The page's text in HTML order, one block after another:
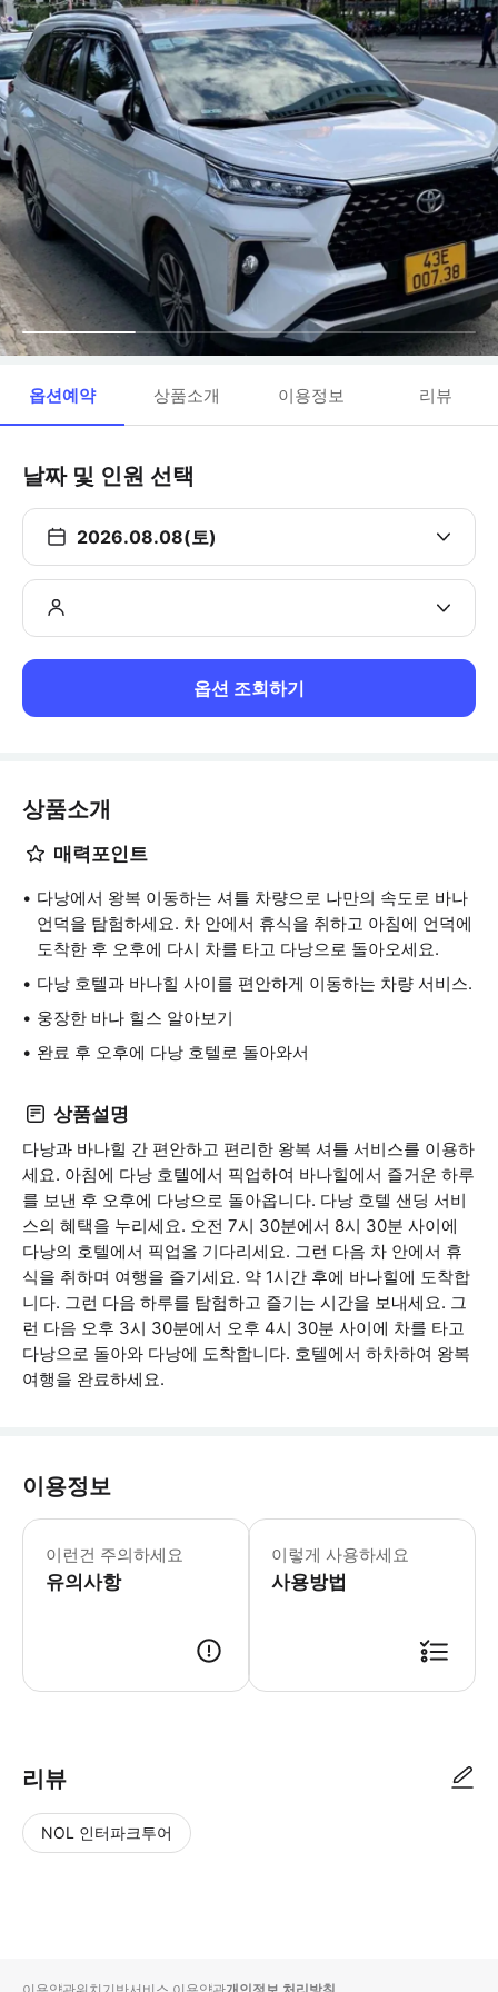
옵션예약 상품소개 이용정보 리뷰
날짜 및 인원 선택
2026.08.08(토)
옵션 조회하기
상품소개
매력포인트
다낭에서 왕복 이동하는 셔틀 차량으로 나만의 속도로 바나
언덕을 탐험하세요. 차 안에서 휴식을 취하고 아침에 언덕에
도착한 후 오후에 다시 차를 타고 다낭으로 돌아오세요.
다낭 호텔과 바나힐 사이를 편안하게 이동하는 차량 서비스.
웅장한 바나 힐스 알아보기
완료 후 오후에 다낭 호텔로 돌아와서
상품설명
다낭과 바나힐 간 편안하고 편리한 왕복 셔틀 서비스를 이용하
세요. 아침에 다낭 호텔에서 픽업하여 바나힐에서 즐거운 하루
를 보낸 후 오후에 다낭으로 돌아옵니다. 다낭 호텔 샌딩 서비
스의 혜택을 누리세요. 오전 7시 30분에서 8시 30분 사이에
다낭의 호텔에서 픽업을 기다리세요. 그런 다음 차 안에서 휴
식을 취하며 여행을 즐기세요. 약 1시간 후에 바나힐에 도착합
니다. 그런 다음 하루를 탐험하고 즐기는 시간을 보내세요. 그
런 다음 오후 3시 30분에서 오후 4시 30분 사이에 차를 타고
다낭으로 돌아와 다낭에 도착합니다. 호텔에서 하차하여 왕복
여행을 완료하세요.
이용정보
이런건 주의하세요
유의사항
* 소요시간 : 420분 (옵션에 따라 소
이렇게 사용하세요
사용방법
리뷰
NOL 인터파크투어